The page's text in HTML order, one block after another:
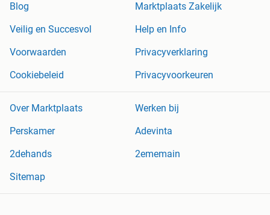
Blog
Marktplaats Zakelijk
Veilig en Succesvol
Help en Info
Voorwaarden
Privacyverklaring
Cookiebeleid
Privacyvoorkeuren
Over Marktplaats
Werken bij
Perskamer
Adevinta
2dehands
2ememain
Sitemap